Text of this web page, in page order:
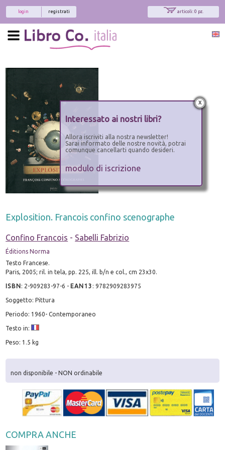
articoli: 0 pz.
registrati
login
Explosition. Francois confino scenographe
Confino Francois - Sabelli Fabrizio
Éditions Norma
Testo Francese.
Paris, 2005; ril. in tela, pp. 225, ill. b/n e col., cm 23x30.
ISBN: 2-909283-97-6 - EAN13 :9782909283975
Soggetto: Pittura
Periodo: 1960- Contemporaneo
Testo in:
Peso: 1.5 kg
non disponibile - NON ordinabile
COMPRA ANCHE
x
Interessato ai nostri libri?
Allora iscriviti alla nostra newsletter!
Sarai informato delle nostre novità, potrai
comunque cancellarti quando desideri.
modulo di iscrizione